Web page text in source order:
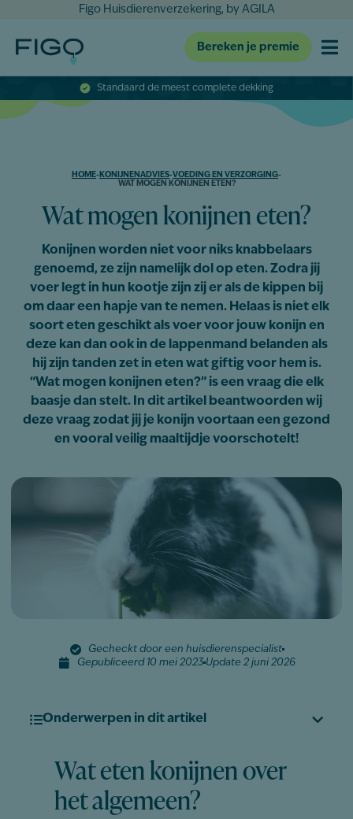
Figo Huisdierenverzekering, by AGILA
Bereken je premie
Standaard de meest complete dekking
HOME- KONIJNENADVIES-VOEDING EN VERZORGING-
WAT MOGEN KONIJNEN ETEN?
Wat mogen konijnen eten?
Konijnen worden niet voor niks knabbelaars
genoemd, ze zijn namelijk dol op eten. Zodra jij
voer legt in hun kootje zijn zij er als de kippen bij
om daar een hapje van te nemen. Helaas is niet elk
soort eten geschikt als voer voor jouw konijn en
deze kan dan ook in de lappenmand belanden als
hij zijn tanden zet in eten wat giftig voor hem is.
“Wat mogen konijnen eten?” is een vraag die elk
baasje dan stelt. In dit artikel beantwoorden wij
deze vraag zodat jij je konijn voortaan een gezond
en vooral veilig maaltijdje voorschotelt!
Gecheckt door een huisdierenspecialist
Gepubliceerd 10 mei 2023 Update 2 juni 2026
Onderwerpen in dit artikel
Wat eten konijnen over
het algemeen?